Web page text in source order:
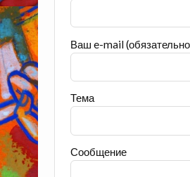
Ваш e-mail
Тема
Сообщение